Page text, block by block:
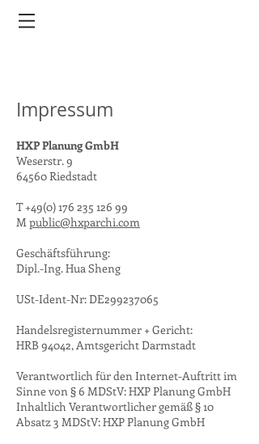
Impressum
HXP Planung GmbH
Weserstr. 9
64560 Riedstadt
T+49(0) 176 235 126 99
Mpublic@hxparchi.com
Geschäftsführung:
Dipl.-Ing. Hua Sheng
USt-Ident-Nr: DE299237065
Handelsregisternummer + Gericht:
HRB 94042, Amtsgericht Darmstadt
Verantwortlich für den Internet-Auftritt im
Sinne von § 6 MDStV: HXP Planung GmbH
Inhaltlich Verantwortlicher gemäß § 10
Absatz 3 MDStV: HXP Planung GmbH